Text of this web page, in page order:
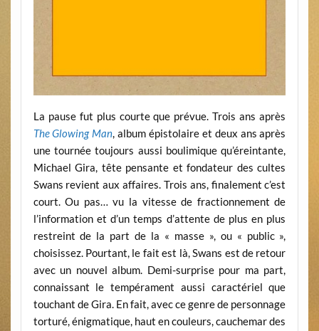
La pause fut plus courte que prévue. Trois ans après
The Glowing Man, album épistolaire et deux ans après
une tournée toujours aussi boulimique qu’éreintante,
Michael Gira, tête pensante et fondateur des cultes
Swans revient aux affaires. Trois ans, finalement c’est
court. Ou pas… vu la vitesse de fractionnement de
l’information et d’un temps d’attente de plus en plus
restreint de la part de la « masse », ou « public »,
choisissez. Pourtant, le fait est là, Swans est de retour
avec un nouvel album. Demi-surprise pour ma part,
connaissant le tempérament aussi caractériel que
touchant de Gira. En fait, avec ce genre de personnage
torturé, énigmatique, haut en couleurs, cauchemar des